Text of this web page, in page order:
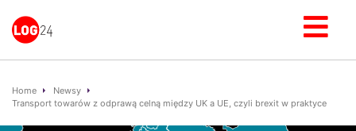
Home
Newsy
Transport towarów z odprawą celną między UK a UE, czyli brexit w praktyce